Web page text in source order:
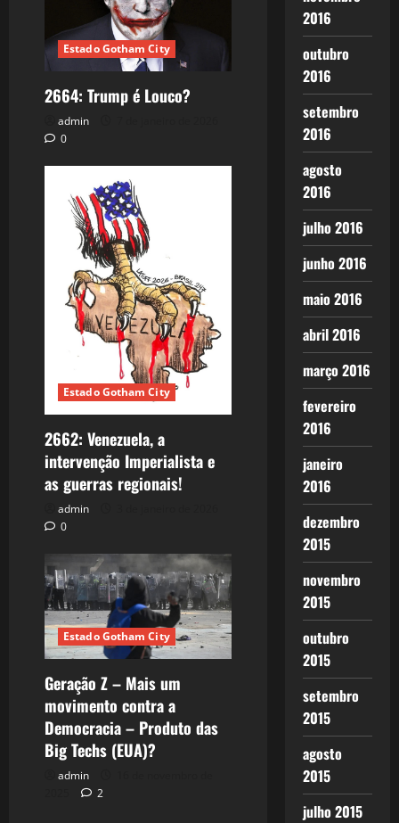
Estado Gotham City
2664: Trump é Louco?
admin
0
Estado Gotham City
2662: Venezuela, a
intervenção Imperialista e
as guerras regionais!
admin
0
Estado Gotham City
Geração Z – Mais um
movimento contra a
Democracia – Produto das
Big Techs (EUA)?
admin
2
2016
outubro
2016
setembro
2016
agosto
2016
julho 2016
junho 2016
maio 2016
abril 2016
março 2016
fevereiro
2016
janeiro
2016
dezembro
2015
novembro
2015
outubro
2015
setembro
2015
agosto
2015
julho 2015